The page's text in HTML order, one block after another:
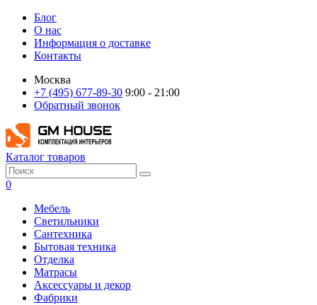
Блог
О нас
Информация о доставке
Контакты
Москва
+7 (495) 677-89-30 9:00 - 21:00
Обратный звонок
Каталог товаров
0
Мебель
Светильники
Сантехника
Бытовая техника
Отделка
Матрасы
Аксессуары и декор
Фабрики